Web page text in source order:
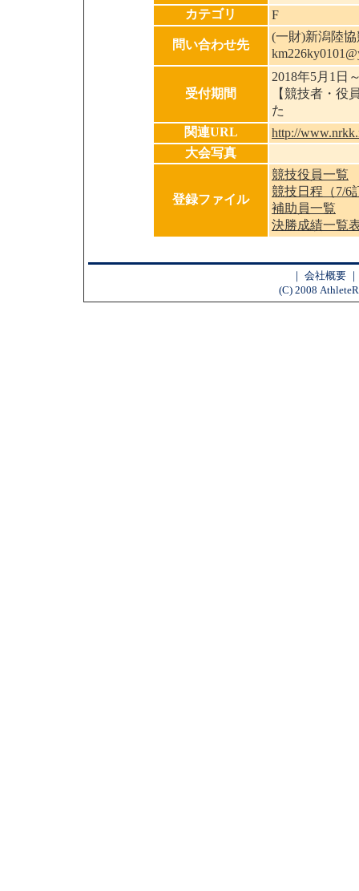
カテゴリ
F
問い合わせ先
(一財)新潟陸
受付期間
2018年5月1日
【競技者・役
た
関連URL
http://
大会写真
登録ファイル
競技役員一覧
競技日程（7/6
補助員一覧
決勝成績一覧
｜ 会社概要
(C) 2008